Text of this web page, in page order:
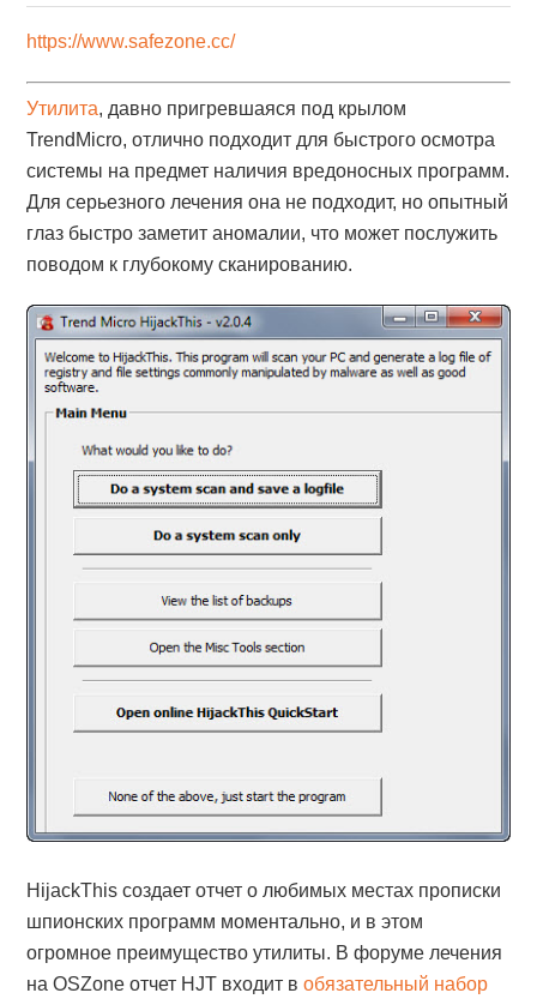
https://www.safezone.cc/
Утилита, давно пригревшаяся под крылом
TrendMicro, отлично подходит для быстрого осмотра
системы на предмет наличия вредоносных программ.
Для серьезного лечения она не подходит, но опытный
глаз быстро заметит аномалии, что может послужить
поводом к глубокому сканированию.
HijackThis создает отчет о любимых местах прописки
шпионских программ моментально, и в этом
огромное преимущество утилиты. В форуме лечения
на OSZone отчет HJT входит вобязательный набор